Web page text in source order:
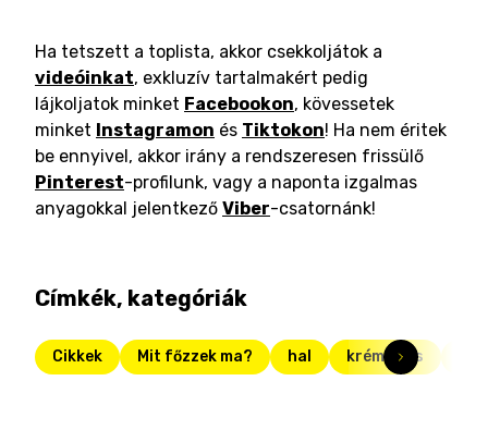
Ha tetszett a toplista, akkor csekkoljátok a
videóinkat, exkluzív tartalmakért pedig
lájkoljatok minket Facebookon, kövessetek
minket Instagramon és Tiktokon! Ha nem éritek
be ennyivel, akkor irány a rendszeresen frissülő
Pinterest-profilunk, vagy a naponta izgalmas
anyagokkal jelentkező Viber-csatornánk!
Címkék, kategóriák
Cikkek Mit főzzek ma? hal krémleves